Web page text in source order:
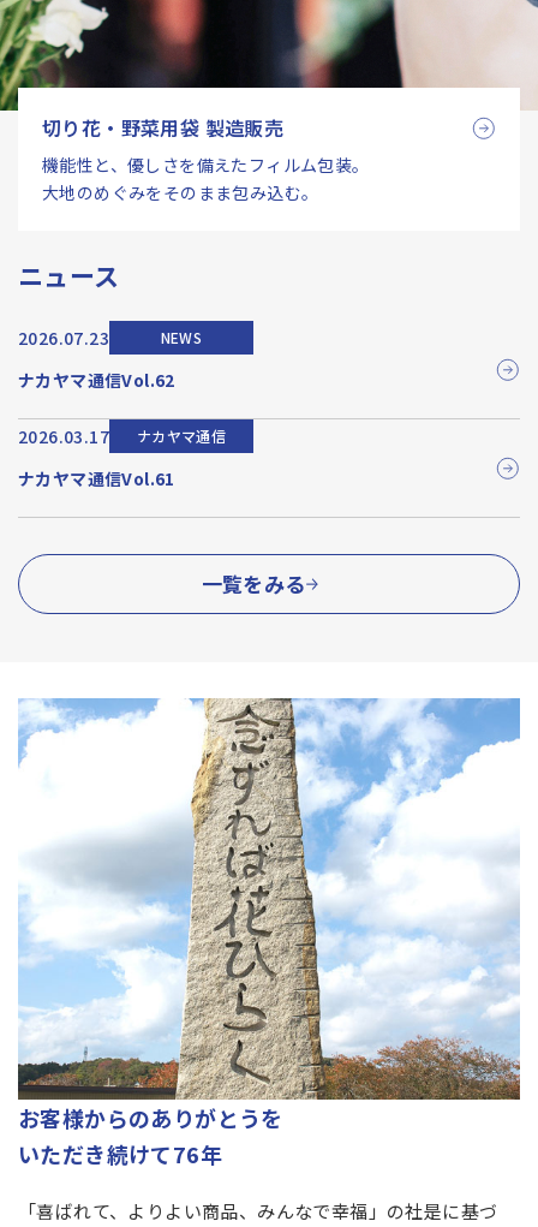
切り花・野菜用袋 製造販売
機能性と、優しさを備えたフィルム包装。
大地のめぐみをそのまま包み込む。
ニュース
2026.07.23 NEWS
ナカヤマ通信Vol.62
2026.03.17 ナカヤマ通信
ナカヤマ通信Vol.61
一覧をみる
お客様からのありがとうを
いただき続けて76年
「喜ばれて、よりよい商品、みんなで幸福」の社是に基づ